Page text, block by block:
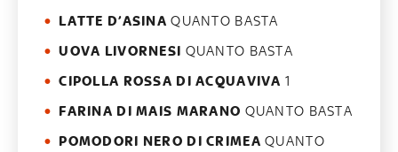
LATTE D’ASINA QUANTO BASTA
UOVA LIVORNESI QUANTO BASTA
CIPOLLA ROSSA DI ACQUAVIVA 1
FARINA DI MAIS MARANO QUANTO BASTA
POMODORI NERO DI CRIMEA QUANTO